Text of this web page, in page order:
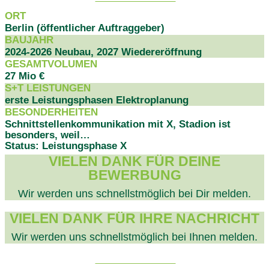
ORT
Berlin (öffentlicher Auftraggeber)
BAUJAHR
2024-2026 Neubau, 2027 Wiedereröffnung
GESAMTVOLUMEN
27 Mio €
S+T LEISTUNGEN
erste Leistungsphasen Elektroplanung
BESONDERHEITEN
Schnittstellenkommunikation mit X, Stadion ist
besonders, weil…
Status: Leistungsphase X
VIELEN DANK FÜR DEINE
BEWERBUNG
Wir werden uns schnellstmöglich bei Dir melden.
VIELEN DANK FÜR IHRE NACHRICHT
Wir werden uns schnellstmöglich bei Ihnen melden.